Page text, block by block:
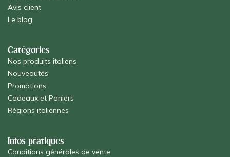
Avis client
Le blog
Catégories
Nos produits italiens
Nouveautés
Promotions
Cadeaux et Paniers
Régions italiennes
Infos pratiques
Conditions générales de vente